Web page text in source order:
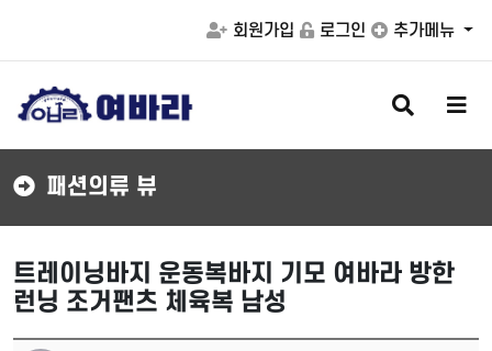
회원가입 로그인 추가메뉴
검
색
버
메
버
패션의류 뷰
트레이닝바지 운동복바지 기모 여바라 방한
런닝 조거팬츠 체육복 남성